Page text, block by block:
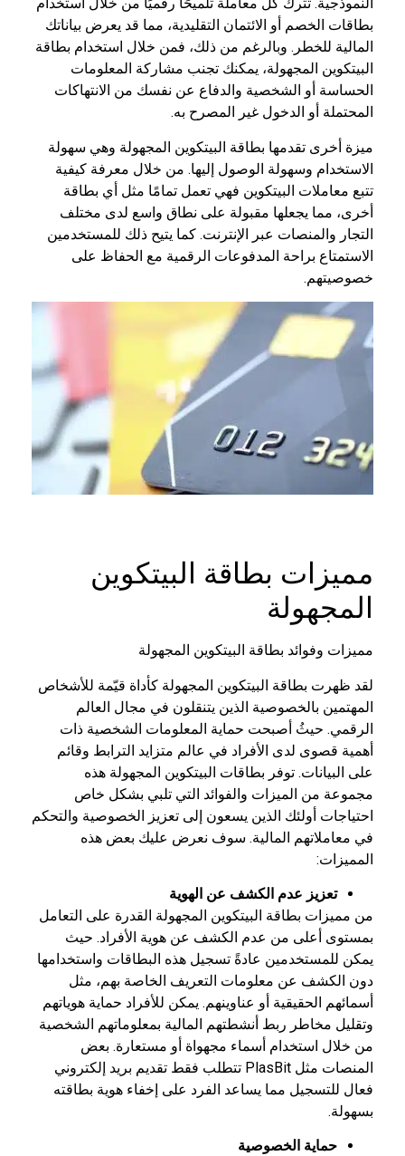
النموذجية. تترك كل معاملة تلميحًا رقميًا من خلال استخدام
بطاقات الخصم أو الائتمان التقليدية، مما قد يعرض بياناتك
المالية للخطر. وبالرغم من ذلك، فمن خلال استخدام بطاقة
البيتكوين المجهولة، يمكنك تجنب مشاركة المعلومات
الحساسة أو الشخصية والدفاع عن نفسك من الانتهاكات
المحتملة أو الدخول غير المصرح به.
ميزة أخرى تقدمها بطاقة البيتكوين المجهولة وهي سهولة
الاستخدام وسهولة الوصول إليها. من خلال معرفة كيفية
تتبع معاملات البيتكوين فهي تعمل تمامًا مثل أي بطاقة
أخرى، مما يجعلها مقبولة على نطاق واسع لدى مختلف
التجار والمنصات عبر الإنترنت. كما يتيح ذلك للمستخدمين
الاستمتاع براحة المدفوعات الرقمية مع الحفاظ على
خصوصيتهم.
مميزات بطاقة البيتكوين
المجهولة
مميزات وفوائد بطاقة البيتكوين المجهولة
لقد ظهرت بطاقة البيتكوين المجهولة كأداة قيّمة للأشخاص
المهتمين بالخصوصية الذين يتنقلون في مجال العالم
الرقمي. حيثُ أصبحت حماية المعلومات الشخصية ذات
أهمية قصوى لدى الأفراد في عالم متزايد الترابط وقائم
على البيانات. توفر بطاقات البيتكوين المجهولة هذه
مجموعة من الميزات والفوائد التي تلبي بشكل خاص
احتياجات أولئك الذين يسعون إلى تعزيز الخصوصية والتحكم
في معاملاتهم المالية. سوف نعرض عليك بعض هذه
المميزات:
تعزيز عدم الكشف عن الهوية
من مميزات بطاقة البيتكوين المجهولة القدرة على التعامل
بمستوى أعلى من عدم الكشف عن هوية الأفراد. حيث
يمكن للمستخدمين عادةً تسجيل هذه البطاقات واستخدامها
دون الكشف عن معلومات التعريف الخاصة بهم، مثل
أسمائهم الحقيقية أو عناوينهم. يمكن للأفراد حماية هوياتهم
وتقليل مخاطر ربط أنشطتهم المالية بمعلوماتهم الشخصية
من خلال استخدام أسماء مجهواة أو مستعارة. بعض
المنصات مثل PlasBit تتطلب فقط تقديم بريد إلكتروني
فعال للتسجيل مما يساعد الفرد على إخفاء هوية بطاقته
بسهولة.
حماية الخصوصية